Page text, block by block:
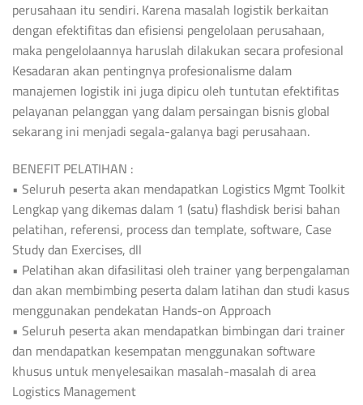
perusahaan itu sendiri. Karena masalah logistik berkaitan
dengan efektifitas dan efisiensi pengelolaan perusahaan,
maka pengelolaannya haruslah dilakukan secara profesional
Kesadaran akan pentingnya profesionalisme dalam
manajemen logistik ini juga dipicu oleh tuntutan efektifitas
pelayanan pelanggan yang dalam persaingan bisnis global
sekarang ini menjadi segala-galanya bagi perusahaan.
BENEFIT PELATIHAN :
• Seluruh peserta akan mendapatkan Logistics Mgmt Toolkit
Lengkap yang dikemas dalam 1 (satu) flashdisk berisi bahan
pelatihan, referensi, process dan template, software, Case
Study dan Exercises, dll
• Pelatihan akan difasilitasi oleh trainer yang berpengalaman
dan akan membimbing peserta dalam latihan dan studi kasus
menggunakan pendekatan Hands-on Approach
• Seluruh peserta akan mendapatkan bimbingan dari trainer
dan mendapatkan kesempatan menggunakan software
khusus untuk menyelesaikan masalah-masalah di area
Logistics Management